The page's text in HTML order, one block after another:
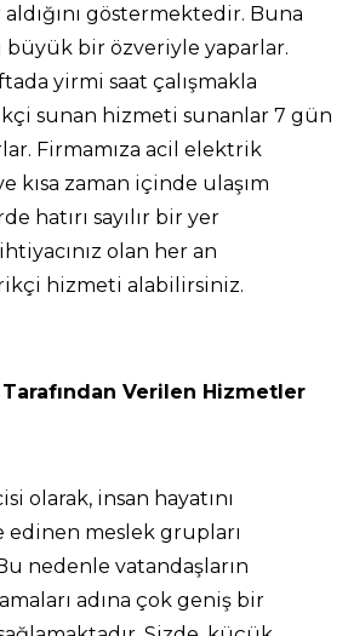
göstermektedir. Buna
büyük bir özveriyle yaparlar.
yirmi saat çalışmakla
sunan hizmeti sunanlar 7 gün
Firmamıza acil elektrik
kısa zaman içinde ulaşım
hatırı sayılır bir yer
olan her an
hizmeti alabilirsiniz.
Verilen Hizmetler
olarak, insan hayatını
edinen meslek grupları
nedenle vatandaşların
adına çok geniş bir